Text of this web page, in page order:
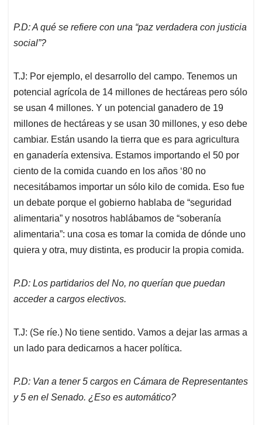
P.D: A qué se refiere con una “paz verdadera con justicia
social”?
T.J: Por ejemplo, el desarrollo del campo. Tenemos un
potencial agrícola de 14 millones de hectáreas pero sólo
se usan 4 millones. Y un potencial ganadero de 19
millones de hectáreas y se usan 30 millones, y eso debe
cambiar. Están usando la tierra que es para agricultura
en ganadería extensiva. Estamos importando el 50 por
ciento de la comida cuando en los años ‘80 no
necesitábamos importar un sólo kilo de comida. Eso fue
un debate porque el gobierno hablaba de “seguridad
alimentaria” y nosotros hablábamos de “soberanía
alimentaria”: una cosa es tomar la comida de dónde uno
quiera y otra, muy distinta, es producir la propia comida.
P.D: Los partidarios del No, no querían que puedan
acceder a cargos electivos.
T.J: (Se ríe.) No tiene sentido. Vamos a dejar las armas a
un lado para dedicarnos a hacer política.
P.D: Van a tener 5 cargos en Cámara de Representantes
y 5 en el Senado. ¿Eso es automático?